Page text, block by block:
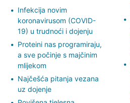
Infekcija novim
koronavirusom (COVID-
19) u trudnoći i dojenju
Proteini nas programiraju,
a sve počinje s majčinim
mlijekom
Najčešća pitanja vezana
uz dojenje